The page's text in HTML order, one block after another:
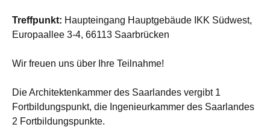
Treffpunkt: Haupteingang Hauptgebäude IKK Südwest,
Europaallee 3-4, 66113 Saarbrücken
Wir freuen uns über Ihre Teilnahme!
Die Architektenkammer des Saarlandes vergibt 1
Fortbildungspunkt, die Ingenieurkammer des Saarlandes
2 Fortbildungspunkte.